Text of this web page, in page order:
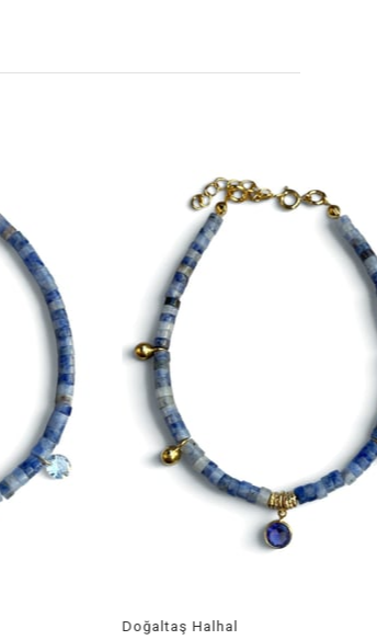
Doğaltaş Halhal